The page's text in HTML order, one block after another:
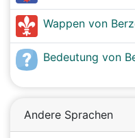
Wappen von
Bedeutung von
Andere Sprachen